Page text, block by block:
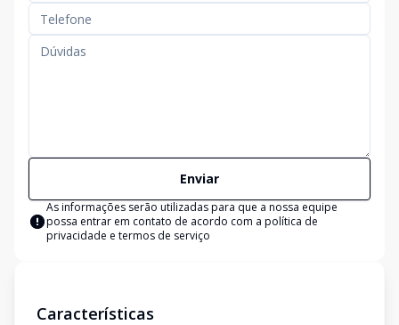
Enviar
As informações serão utilizadas para que a nossa equipe
possa entrar em contato de acordo com a política de
privacidade e termos de serviço
Características